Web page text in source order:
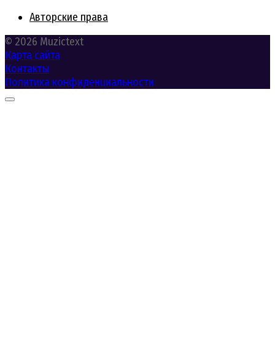
Авторские права
© 2026 Muzictext
Карта сайта
Контакты
Политика конфиденциальности